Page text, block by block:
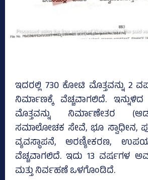
ಇದರಲ್ಲಿ 730 ಕೋಟಿ ಮೊತ್ತವನ್ನು 2
ನಿರ್ಮಾಣಕ್ಕೆ ವೆಚ್ಚವಾಗಲಿದೆ.
ಮೊತ್ತವನ್ನು ನಿರ್ಮಾಣೇತರ
ಸಮಾಲೋಚಕ ಸೇವೆ, ಭೂ ಸ್ವಾಧೀನ,
ವ್ಯವಸ್ಥಾಪನೆ, ಅರಣ್ಯೀಕರಣ,
ವೆಚ್ಚವಾಗಲಿದೆ. ಇದು 13 ವರ್ಷಗಳ
ಮತ್ತು ನಿರ್ವಹಣೆ ಒಳಗೊಂಡಿದೆ.